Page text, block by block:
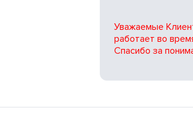
Уважаемые
работает во
Спасибо за